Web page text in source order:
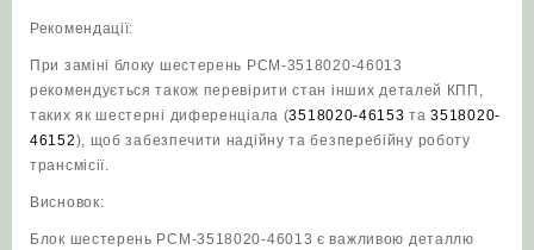
Рекомендації:
При заміні блоку шестерень РСМ-3518020-46013
рекомендується також перевірити стан інших деталей КПП,
таких як шестерні диференціала (3518020-46153 та3518020-
46152), щоб забезпечити надійну та безперебійну роботу
трансмісії.
Висновок:
Блок шестерень РСМ-3518020-46013 є важливою деталлю